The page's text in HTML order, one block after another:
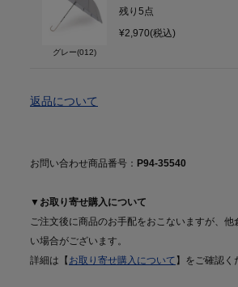
グレー(012)
残り 5点
¥2,970(税込)
返品について
お問い合わせ商品番号： P94-35540
▼お取り寄せ購入について
ご注文後に商品のお手配をおこないますが、
い場合がございます。
詳細は【 お取り寄せ購入について 】をご確認く